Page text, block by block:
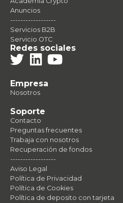
Anuncios
------------------
Servicios B2B
Servicio OTC
Redes sociales
Empresa
Nosotros
Soporte
Contacto
Preguntas frecuentes
Trabaja con nosotros
Recuperación de fondos
------------------
Aviso Legal
Política de Privacidad
Política de Cookies
Política de deposito con tarjeta